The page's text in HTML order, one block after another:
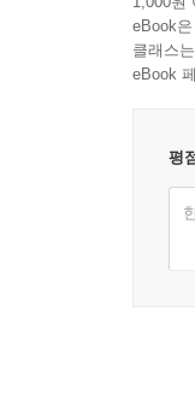
eBook
클래스
eBook
평점